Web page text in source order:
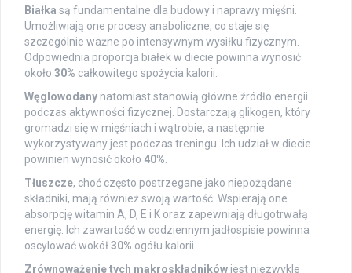
Białka są fundamentalne dla budowy i naprawy mięśni.
Umożliwiają one procesy anaboliczne, co staje się
szczególnie ważne po intensywnym wysiłku fizycznym.
Odpowiednia proporcja białek w diecie powinna wynosić
około 30% całkowitego spożycia kalorii.
Węglowodany natomiast stanowią główne źródło energii
podczas aktywności fizycznej. Dostarczają glikogen, który
gromadzi się w mięśniach i wątrobie, a następnie
wykorzystywany jest podczas treningu. Ich udział w diecie
powinien wynosić około 40%.
Tłuszcze, choć często postrzegane jako niepożądane
składniki, mają również swoją wartość. Wspierają one
absorpcję witamin A, D, E i K oraz zapewniają długotrwałą
energię. Ich zawartość w codziennym jadłospisie powinna
oscylować wokół30% ogółu kalorii.
Zrównoważenie tych makroskładników jest niezwykle